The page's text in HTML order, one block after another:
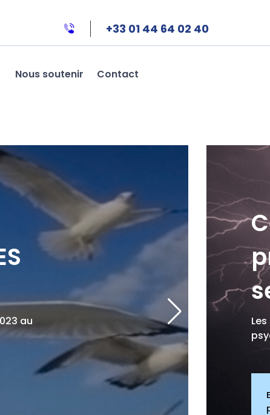
+33 01 44 64 02 40
Nous soutenir Contact
au